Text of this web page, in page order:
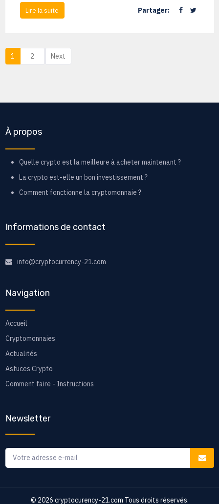
Lire la suite Partager:
1 2 Next
À propos
Quelle crypto est la meilleure à acheter maintenant ?
La crypto est-elle un bon investissement ?
Comment fonctionne la cryptomonnaie ?
Informations de contact
info@cryptocurrency-21.com
Navigation
Accueil
Cryptomonnaies
Actualités
Astuces Crypto
Comment faire - Instructions
Newsletter
© 2026 cryptocurency-21.com Tous droits réservés.